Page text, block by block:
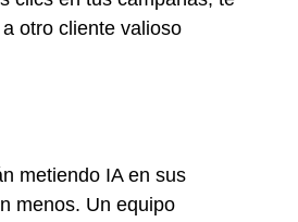
otro cliente valioso
metiendo IA en sus
menos. Un equipo